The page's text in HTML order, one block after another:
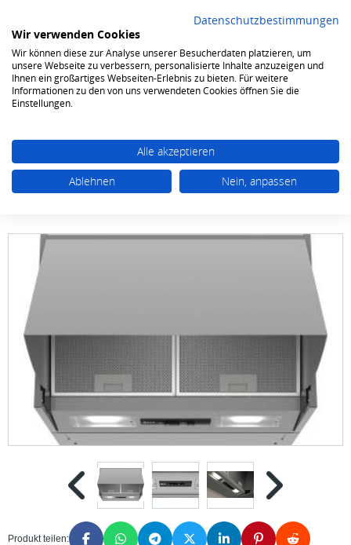
0
Kochen & Backen Dunstabzugshauben Hauben
DMAC 641 X (D64MAC1X0)
Produkt teilen:
Datenschutzbestimmungen
Wir verwenden Cookies
Wir können diese zur Analyse unserer Besucherdaten platzieren, um
unsere Webseite zu verbessern, personalisierte Inhalte anzuzeigen und
Ihnen ein großartiges Webseiten-Erlebnis zu bieten. Für weitere
Informationen zu den von uns verwendeten Cookies öffnen Sie die
Einstellungen.
Alle akzeptieren
Ablehnen
Nein, anpassen